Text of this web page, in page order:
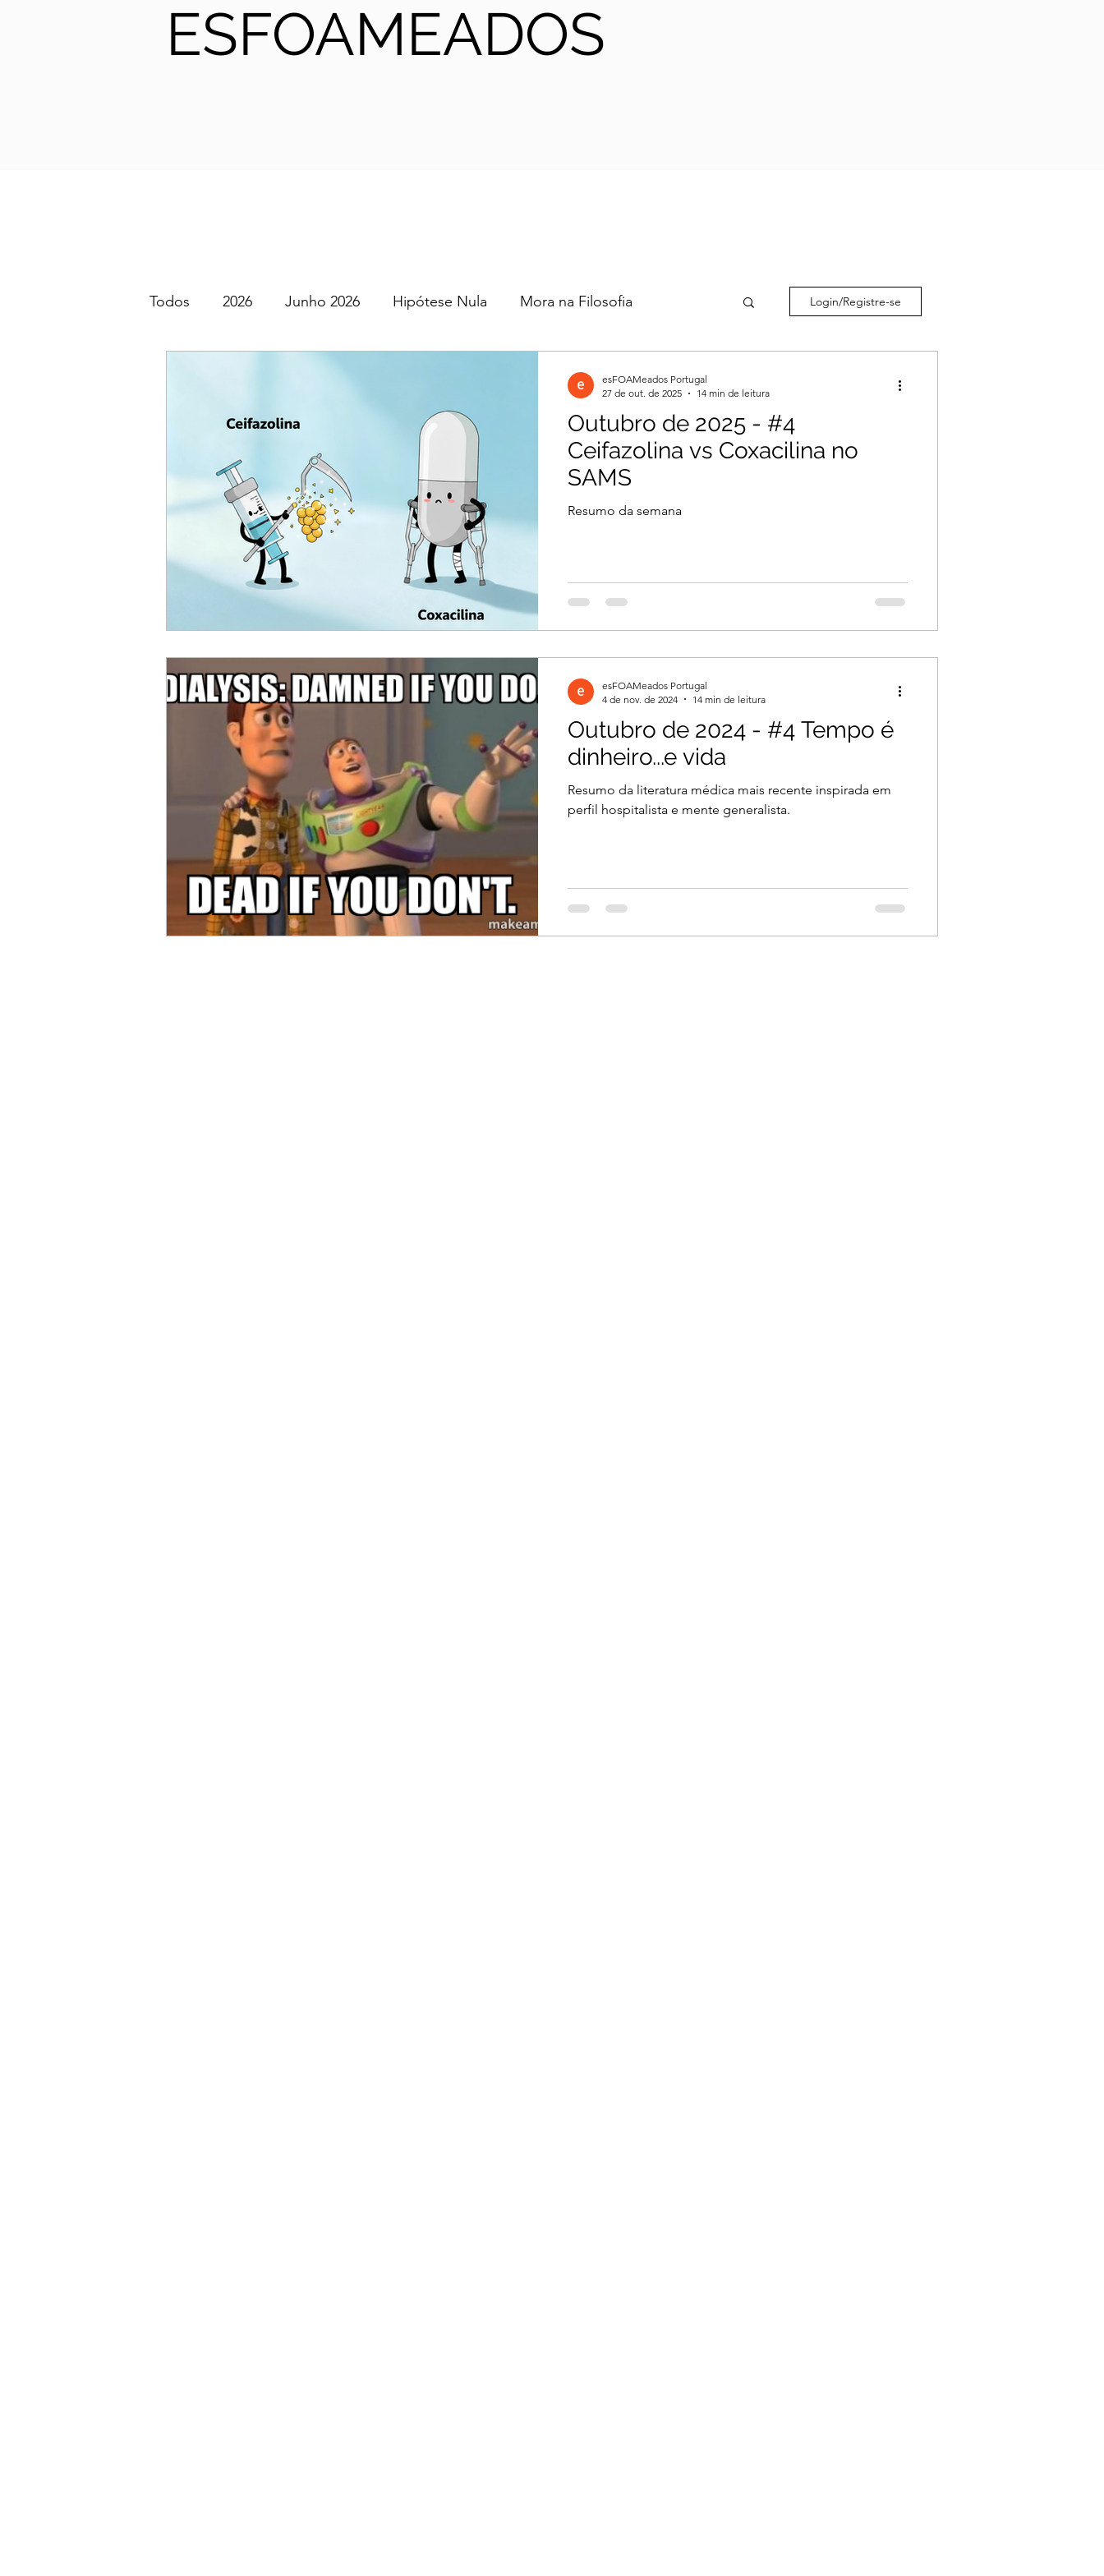
ESFOAMEADOS
Todos 2026 Junho 2026 Hipótese Nula Mora na Filosofia
Maio 2026 Março 2026 Março 2026
Fevereiro 2026 Janeiro 2026 Dezembro 2025
Outubro 2025 Agosto 2025
Junho 2025 Dezembro 2024 Novembro 2024 Outubro 2024
Setembro 2024 Julho 2024
Login/Registre-se
Outubro de 2025 - #4
Ceifazolina vs Coxacilina no
SAMS
Resumo da semana
esFOAMeados Portugal
27 de out. de 2025
14 min de leitura
Outubro de 2024 - #4 Tempo é
dinheiro...e vida
Resumo da literatura médica mais recente inspirada em
perfil hospitalista e mente generalista.
esFOAMeados Portugal
4 de nov. de 2024
14 min de leitura